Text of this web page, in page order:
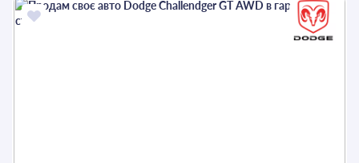
- Радіо з великим кольоровим дисплеєм
- Можливість перегляду фільмів на кольорових дисплеях